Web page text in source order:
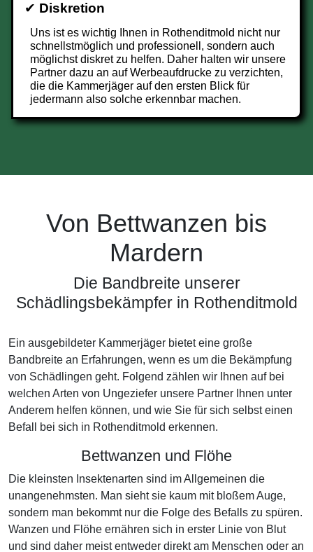
✔ Diskretion
Uns ist es wichtig Ihnen in Rothenditmold nicht nur
schnellstmöglich und professionell, sondern auch
möglichst diskret zu helfen. Daher halten wir unsere
Partner dazu an auf Werbeaufdrucke zu verzichten,
die die Kammerjäger auf den ersten Blick für
jedermann also solche erkennbar machen.
Von Bettwanzen bis
Mardern
Die Bandbreite unserer
Schädlingsbekämpfer in Rothenditmold
Ein ausgebildeter Kammerjäger bietet eine große
Bandbreite an Erfahrungen, wenn es um die Bekämpfung
von Schädlingen geht. Folgend zählen wir Ihnen auf bei
welchen Arten von Ungeziefer unsere Partner Ihnen unter
Anderem helfen können, und wie Sie für sich selbst einen
Befall bei sich in Rothenditmold erkennen.
Bettwanzen und Flöhe
Die kleinsten Insektenarten sind im Allgemeinen die
unangenehmsten. Man sieht sie kaum mit bloßem Auge,
sondern man bekommt nur die Folge des Befalls zu spüren.
Wanzen und Flöhe ernähren sich in erster Linie von Blut
und sind daher meist entweder direkt am Menschen oder an